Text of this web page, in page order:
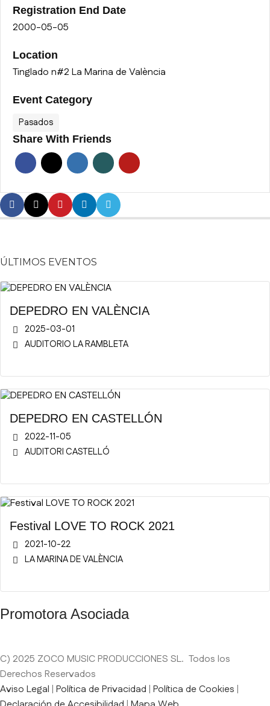
Registration End Date
2000-05-05
Location
Tinglado n#2 La Marina de València
Event Category
Pasados
Share With Friends
ÚLTIMOS EVENTOS
DEPEDRO EN VALÈNCIA
2025-03-01
AUDITORIO LA RAMBLETA
DEPEDRO EN CASTELLÓN
2022-11-05
AUDITORI CASTELLÓ
Festival LOVE TO ROCK 2021
2021-10-22
LA MARINA DE VALÈNCIA
Promotora Asociada
C) 2025 ZOCO MUSIC PRODUCCIONES SL. Todos los
Derechos Reservados
Aviso Legal | Política de Privacidad | Política de Cookies |